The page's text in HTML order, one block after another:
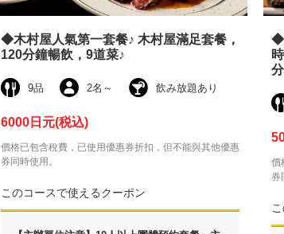
◆木村屋人氣第一套餐♪ 木村屋滿足套餐，
120分鐘暢飲，9道菜♪
9品 2名 ～ 飲み放題あり
6000日元(税込)
價格已包含稅費，已使用優惠券折扣，但不能與其他優惠
券同時使用。
このコースで使えるクーポン
◆
價
券